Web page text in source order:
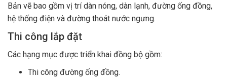
Bản vẽ bao gồm vị trí dàn nóng, dàn lạnh, đường ống đồng,
hệ thống điện và đường thoát nước ngưng.
Thi công lắp đặt
Các hạng mục được triển khai đồng bộ gồm:
Thi công đường ống đồng.